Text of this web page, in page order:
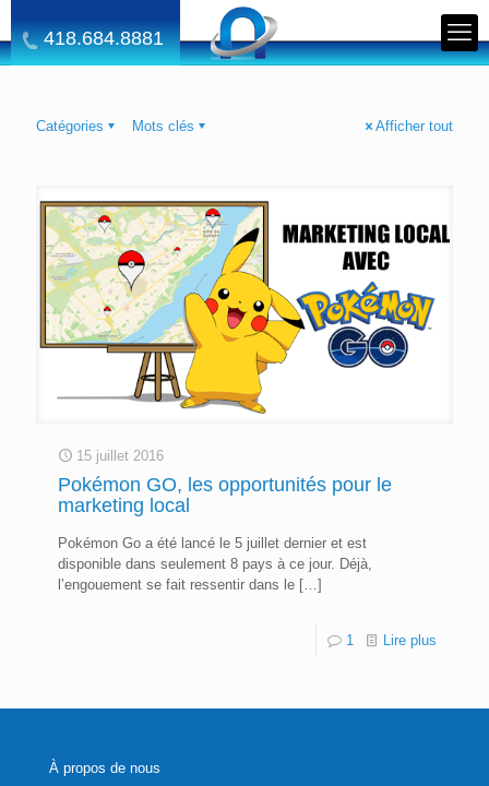
418.684.8881
Catégories Mots clés Afficher tout
15 juillet 2016
Pokémon GO, les opportunités pour le
marketing local
Pokémon Go a été lancé le 5 juillet dernier et est
disponible dans seulement 8 pays à ce jour. Déjà,
l’engouement se fait ressentir dans le […]
1 Lire plus
À propos de nous